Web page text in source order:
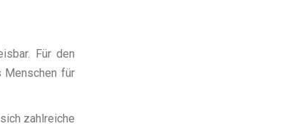
Für den
Menschen für
zahlreiche